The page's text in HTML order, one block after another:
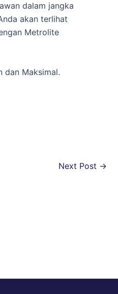
dalam jangka
akan terlihat
Metrolite
dan Maksimal.
Next Post →